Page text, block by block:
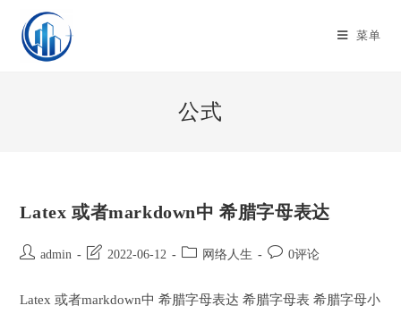
content
菜单
公式
Latex 或者markdown中 希腊字母表达
Postadmin
Post 2022-06-12
Post 网络人生
Post0评论
Latex 或者markdown中 希腊字母表达 希腊字母表 希腊字母小